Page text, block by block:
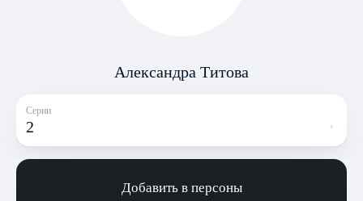
Александра Титова
Серии
2
Добавить в персоны